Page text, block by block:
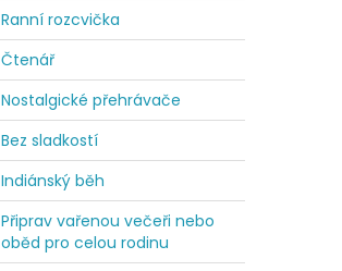
Ranní rozcvička
Čtenář
Nostalgické přehrávače
Bez sladkostí
Indiánský běh
Připrav vařenou večeři nebo
oběd pro celou rodinu